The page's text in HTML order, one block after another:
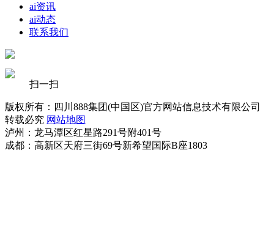
ai资讯
ai动态
联系我们
扫一扫
版权所有：四川888集团(中国区)官方网站信息技术有限公司
转载必究 网站地图
泸州：龙马潭区红星路291号附401号
成都：高新区天府三街69号新希望国际B座1803